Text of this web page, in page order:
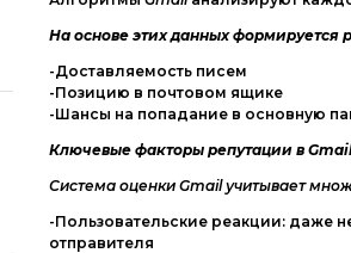
На основе этих данных формируется
-Доставляемость писем
-Позицию в почтовом ящике
-Шансы на попадание в основную
Ключевые факторы репутации в
Система оценки Gmail учитывает
-Пользовательские реакции: даже
отправителя